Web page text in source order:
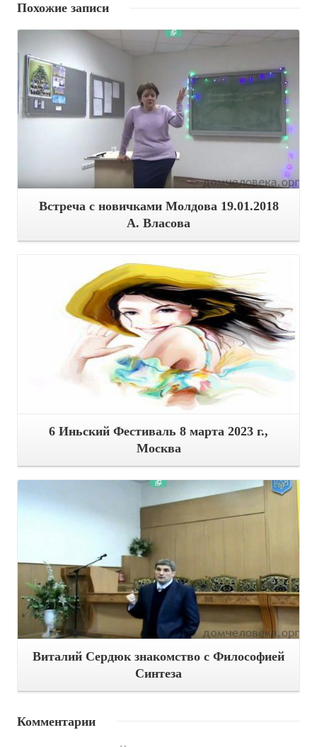
Похожие записи
Подробнее
Встреча с новичками Молдова 19.01.2018
А. Власова
6 Иньский Фестиваль 8 марта 2023 г.,
Москва
Подробнее
Виталий Сердюк знакомство с Философией
Синтеза
Комментарии